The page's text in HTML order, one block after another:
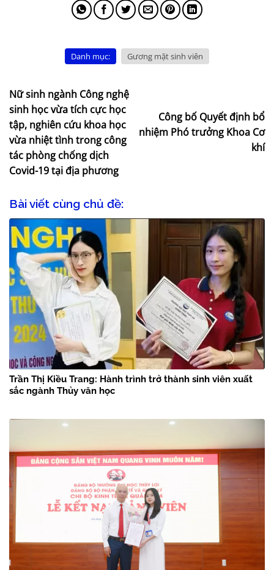
Danh mục: Gương mặt sinh viên
Nữ sinh ngành Công nghệ
sinh học vừa tích cực học
tập, nghiên cứu khoa học
vừa nhiệt tình trong công
tác phòng chống dịch
Covid-19 tại địa phương
Công bố Quyết định bổ
nhiệm Phó trưởng Khoa Cơ
khí
Bài viết cùng chủ đề:
Trần Thị Kiều Trang: Hành trình trở thành sinh viên xuất
sắc ngành Thủy văn học